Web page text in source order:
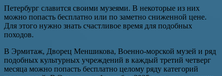
Петербург славится своими музеями. В некоторые из них
можно попасть бесплатно или по заметно сниженной цене.
Для этого нужно знать счастливое время для подобных
походов.
В Эрмитаж, Дворец Меншикова, Военно-морской музей и ряд
подобных культурных учреждений в каждый третий четверг
месяца можно попасть бесплатно целому ряду категорий